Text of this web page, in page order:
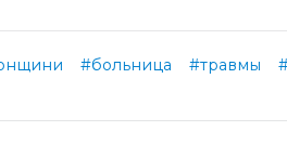
#больница #травмы